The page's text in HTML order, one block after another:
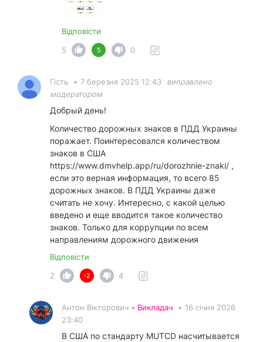
Відповісти
5
5 0
Гість • 7 березня 2025 12:43
виправлено
модератором
Добрый день!
Количество дорожных знаков в ПДД Украины
поражает. Поинтересовался количеством
знаков в США
https://www.dmvhelp.app/ru/dorozhnie-znaki/ ,
если это верная информация, то всего 85
дорожных знаков. В ПДД Украины даже
считать не хочу. Интересно, с какой целью
введено и еще вводится такое количество
знаков. Только для коррупции по всем
направлениям дорожного движения
Відповісти
2
-2 4
Антон Вікторович • Викладач • 16 січня 2026
23:40
В США по стандарту MUTCD насчитывается